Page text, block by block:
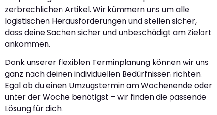
zerbrechlichen Artikel. Wir kümmern uns um alle
logistischen Herausforderungen und stellen sicher,
dass deine Sachen sicher und unbeschädigt am Zielort
ankommen.
Dank unserer flexiblen Terminplanung können wir uns
ganz nach deinen individuellen Bedürfnissen richten.
Egal ob du einen Umzugstermin am Wochenende oder
unter der Woche benötigst – wir finden die passende
Lösung für dich.